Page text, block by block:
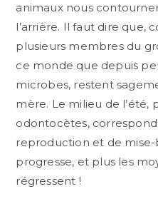
animaux nous
l’arrière. Il faut dire que,
plusieurs membres du
ce monde que depuis
microbes, restent
mère. Le milieu de
odontocètes,
reproduction et de mise-
progresse, et plus les
régressent !